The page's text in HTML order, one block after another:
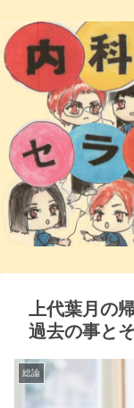
上代葉月の
過去の事と
総論